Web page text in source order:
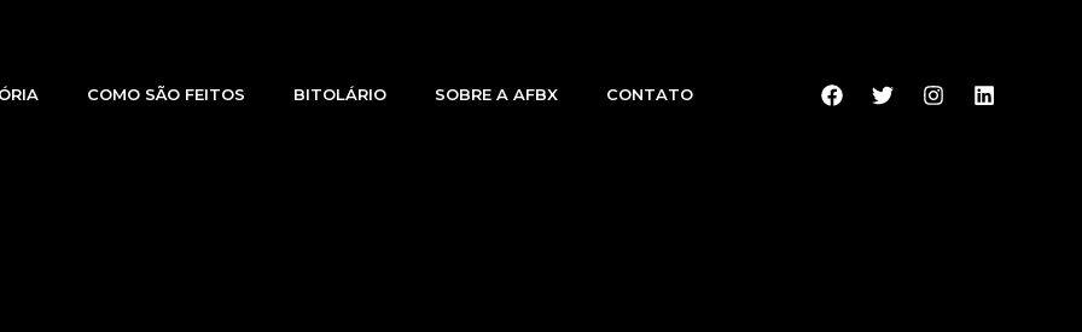
COMO SÃO FEITOS BITOLÁRIO SOBRE A AFBX CONTATO